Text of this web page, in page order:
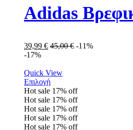
Adidas
39,99 € 45,00€ -11%
-17%
Quick View
Επιλογή
Hot sale 17% off
Hot sale 17% off
Hot sale 17% off
Hot sale 17% off
Hot sale 17% off